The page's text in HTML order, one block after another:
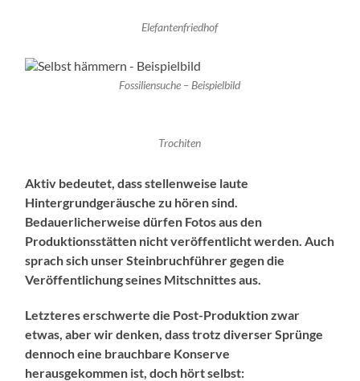
Elefantenfriedhof
Fossiliensuche – Beispielbild
Trochiten
Aktiv bedeutet, dass stellenweise laute
Hintergrundgeräusche zu hören sind.
Bedauerlicherweise dürfen Fotos aus den
Produktionsstätten nicht veröffentlicht werden. Auch
sprach sich unser Steinbruchführer gegen die
Veröffentlichung seines Mitschnittes aus.
Letzteres erschwerte die Post-Produktion zwar
etwas, aber wir denken, dass trotz diverser Sprünge
dennoch eine brauchbare Konserve
herausgekommen ist, doch hört selbst: